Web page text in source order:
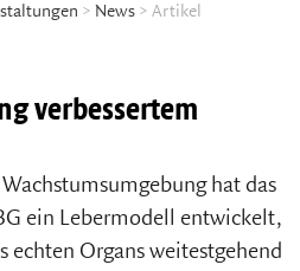
> News > Artikel
verbessertem
hat das
ein Lebermodell entwickelt,
echten Organs weitestgehend